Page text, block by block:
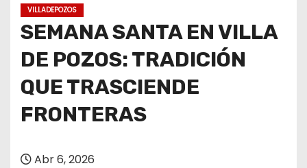
VILLADEPOZOS
SEMANA SANTA EN VILLA
DE POZOS: TRADICIÓN
QUE TRASCIENDE
FRONTERAS
Abr 6, 2026